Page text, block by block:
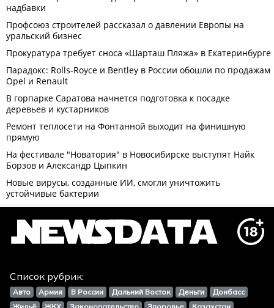
Список рубрик:
Авто Армия В России Дальний Восток Деньги
Донбасс